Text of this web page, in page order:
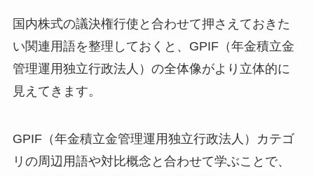
国内株式の議決権行使と合わせて押さえておきた
い関連用語を整理しておくと、GPIF（年金積立金
管理運用独立行政法人）の全体像がより立体的に
見えてきます。
GPIF（年金積立金管理運用独立行政法人）カテゴ
リの周辺用語や対比概念と合わせて学ぶことで、